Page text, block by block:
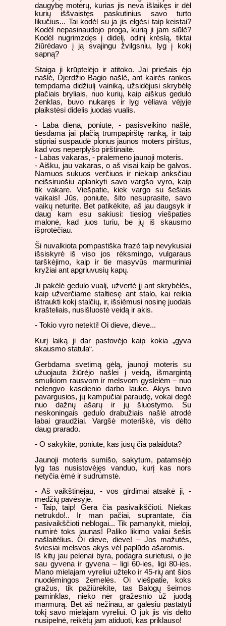
daugybę moterų, kurias jis neva išlaikęs ir dėl
kurių iššvaistęs paskutinius savo turto
likučius... Tai kodėl su ja jis elgėsi taip keistai?
Kodėl nepasinaudojo proga, kurią ji jam siūlė?
Kodėl nugrimzdęs į didelį, odinį krėslą, tiktai
žiūrėdavo į ją svajingu žvilgsniu, lyg į kokį
sapną?
Staiga ji krūptelėjo ir atitoko. Jai priešais ėjo
našlė, Djerdžio Bagio našlė, ant kairės rankos
tempdama didžiulį vainiką, užsidėjusi skrybėlę
plačiais bryliais, nuo kurių, kaip aiškus gedulo
ženklas, buvo nukaręs ir lyg vėliava vėjyje
plaikstėsi didelis juodas vualis.
- Laba diena, poniute, - pasisveikino našlė,
tiesdama jai plačią trumpapirštę ranką, ir taip
stipriai suspaudė plonus jaunos moters pirštus,
kad vos neperplyšo pirštinaitė.
- Labas vakaras, - pralemeno jaunoji moteris.
- Aišku, jau vakaras, o aš visai kaip be galvos.
Namuos sukuos verčiuos ir niekaip anksčiau
neišsiruošiu aplankyti savo vargšo vyro, kaip
tik vakare. Viešpatie, kiek vargo su šešiais
vaikais! Jūs, poniute, šito nesuprasite, savo
vaikų neturite. Bet patikėkite, aš jau daugsyk ir
daug kam esu sakiusi: tiesiog viešpaties
malonė, kad juos turiu, be jų iš skausmo
išprotėčiau.
Ši nuvalkiota pompastiška frazė taip nevykusiai
išsiskyrė iš viso jos rėksmingo, vulgaraus
tarškėjimo, kaip ir tie masyvūs marmuriniai
kryžiai ant apgriuvusių kapų.
Ji pakėlė gedulo vualį, užvertė jį ant skrybėlės,
kaip užverčiame staltiesę ant stalo, kai reikia
ištraukti kokį stalčių, ir, išsiėmusi nosinę juodais
krašteliais, nusišluostė veidą ir akis.
- Tokio vyro netekti! Oi dieve, dieve...
Kurį laiką ji dar pastovėjo kaip kokia „gyva
skausmo statula“.
Gerbdama svetimą gėlą, jaunoji moteris su
užuojauta žiūrėjo našlei į veidą, išmargintą
smulkiom rausvom ir melsvom gyslelėm – nuo
nelengvo kasdienio darbo lauke. Akys buvo
pavargusios, jų kampučiai paraudę, vokai degė
nuo dažnų ašarų ir jų šluostymo. Su
neskoningais gedulo drabužiais našlė atrodė
labai graudžiai. Vargšė moteriškė, vis dėlto
daug prarado.
- O sakykite, poniute, kas jūsų čia palaidota?
Jaunoji moteris sumišo, sakytum, patamsėjo
lyg tas nusistovėjęs vanduo, kurį kas nors
netyčia ėmė ir sudrumstė.
- Aš vaikštinėjau, - vos girdimai atsakė ji, -
medžių pavėsyje.
- Taip, taip! Gera čia pasivaikščioti. Niekas
netrukdo!.. Ir man pačiai, suprantate, čia
pasivaikščioti neblogai... Tik pamanykit, mieloji,
numirė toks jaunas! Paliko likimo valiai šešis
našlaitėlius. Oi dieve, dieve! – Jos mažutės,
šviesiai melsvos akys vėl paplūdo ašaromis. –
Iš kitų jau pelenai byra, podagra surietusi, o jie
sau gyvena ir gyvena – ligi 60-ies, ligi 80-ies.
Mano mielajam vyreliui užteko ir 45-rių ant šios
nuodėmingos žemelės. Oi viešpatie, koks
gražus, tik pažiūrėkite, tas Balogų šeimos
paminklas, nieko nėr gražesnio už juodą
marmurą. Bet aš nežinau, ar galėsiu pastatyti
tokį savo mielajam vyreliui. O juk jis vis dėlto
nusipelnė, reikėtų jam atiduoti, kas priklauso!